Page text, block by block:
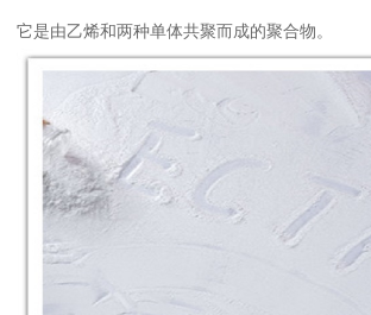
它是由乙烯和两种单体共聚而成的聚合物。